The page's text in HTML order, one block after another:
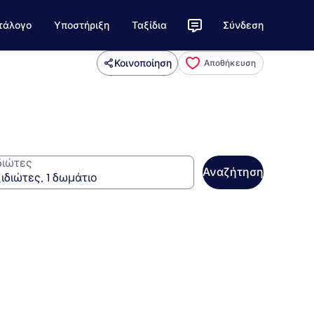
Υποστήριξη Ταξίδια Σύνδεση
Κοινοποίηση Αποθήκευση
Αναζήτηση